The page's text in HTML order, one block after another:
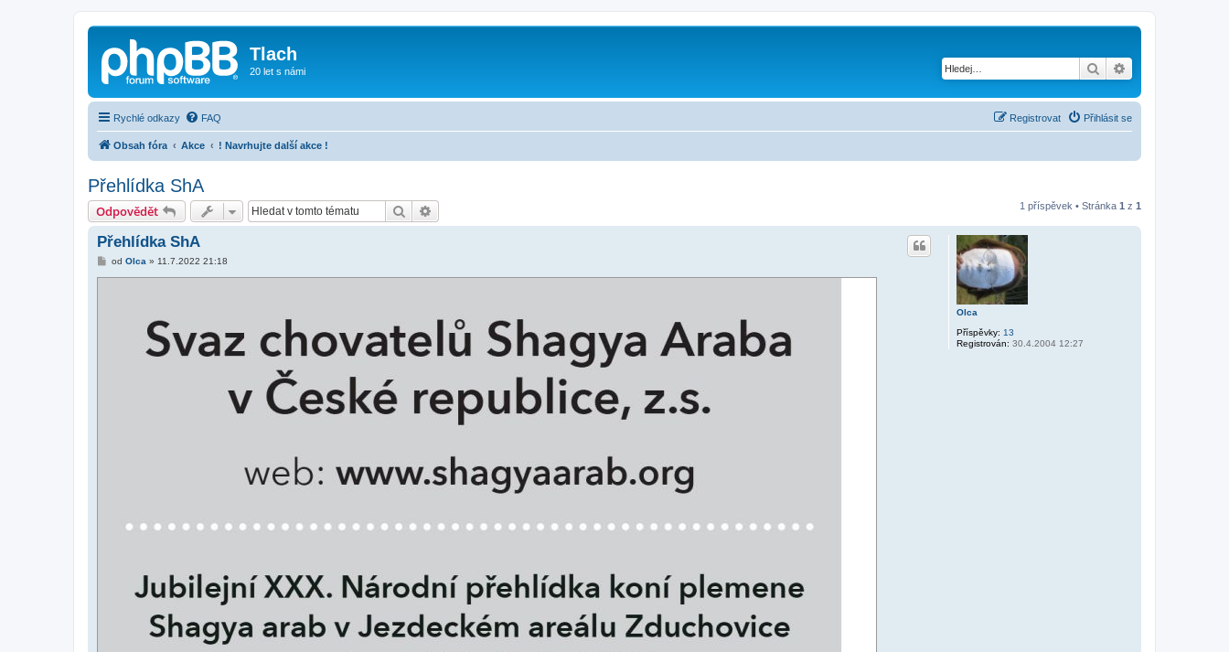
Tlach
20 let s námi Hledat
Rychlé odkazy FAQ Přihlásit se
Registrovat
Obsah fóra Akce ! Navrhujte další akce !
Přehlídka ShA
Odpovědět Hledat 1 příspěvek • Stránka 1 z 1
Olca
Příspěvky: 13
Registrován: 30.4.2004 12:27
Přehlídka ShA
Pod Olca » 11.7.2022 21:18